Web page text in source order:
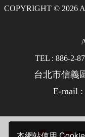
COPYRIGHT © 2026
TEL : 886-2-
台北市信義
E-mail :